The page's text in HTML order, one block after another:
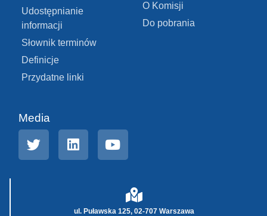
Udostępnianie
informacji
Słownik terminów
Definicje
Przydatne linki
O Komisji
Do pobrania
Media
ul. Puławska 125, 02-707 Warszawa